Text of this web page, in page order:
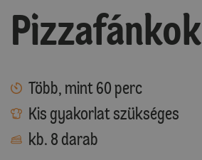
Pizzafánkok
Több, mint 60 perc
Kis gyakorlat szükséges
kb. 8 darab